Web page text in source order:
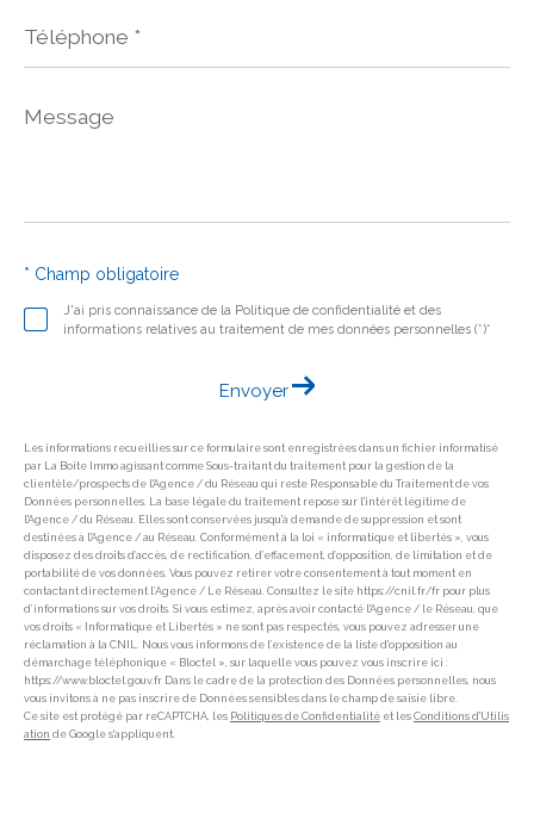
*
Message
J'ai pris connaissance de la Politique de confidentialité et des
informations relatives au traitement de mes données personnelles (*)*
* Champ obligatoire
Envoyer
Les informations recueillies sur ce formulaire sont enregistrées dans un fichier informatisé
par La Boite Immo agissant comme Sous-traitant du traitement pour la gestion de la
clientèle/prospects de l'Agence / du Réseau qui reste Responsable du Traitement de vos
Données personnelles. La base légale du traitement repose sur l'intérêt légitime de
l'Agence / du Réseau. Elles sont conservées jusqu'à demande de suppression et sont
destinées à l'Agence / au Réseau. Conformément à la loi « informatique et libertés », vous
disposez des droits d’accès, de rectification, d’effacement, d’opposition, de limitation et de
portabilité de vos données. Vous pouvez retirer votre consentement à tout moment en
contactant directement l’Agence / Le Réseau. Consultez le site https://cnil.fr/fr pour plus
d’informations sur vos droits. Si vous estimez, après avoir contacté l'Agence / le Réseau, que
vos droits « Informatique et Libertés » ne sont pas respectés, vous pouvez adresser une
réclamation à la CNIL. Nous vous informons de l’existence de la liste d'opposition au
démarchage téléphonique « Bloctel », sur laquelle vous pouvez vous inscrire ici :
https://www.bloctel.gouv.fr Dans le cadre de la protection des Données personnelles, nous
vous invitons à ne pas inscrire de Données sensibles dans le champ de saisie libre.
Ce site est protégé par reCAPTCHA, les Politiques de Confidentialité et les Conditions d'Utilis
ation de Google s'appliquent.